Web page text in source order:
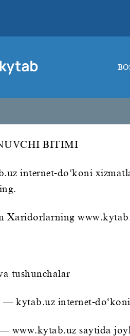
BITIMI
internet-do‘koni
Xaridorlarning
tushunchalar
— kytab.uz internet-
www.kytab.uz saytida